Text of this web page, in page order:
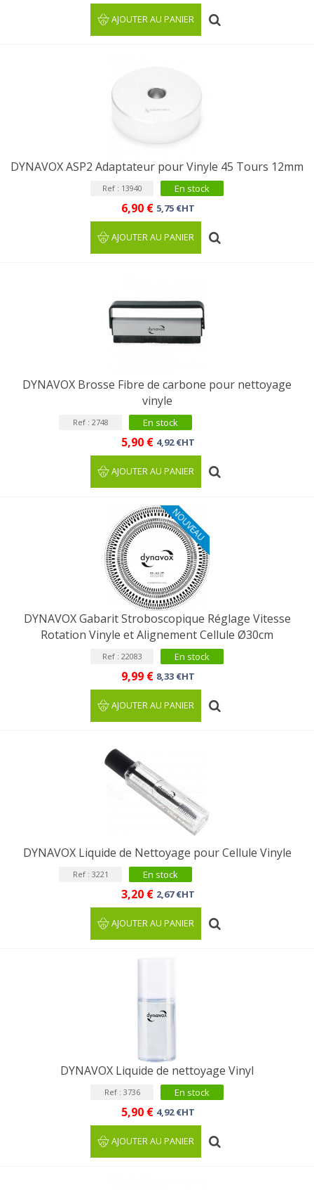
AJOUTER AU PANIER
DYNAVOX ASP2 Adaptateur pour Vinyle 45 Tours 12mm
Ref : 13940 En stock
6,90 € 5,75 €HT
AJOUTER AU PANIER
DYNAVOX Brosse Fibre de carbone pour nettoyage
vinyle
Ref : 2748 En stock
5,90 € 4,92 €HT
AJOUTER AU PANIER
NOUVEAU
DYNAVOX Gabarit Stroboscopique Réglage Vitesse
Rotation Vinyle et Alignement Cellule Ø30cm
Ref : 22083 En stock
9,99 € 8,33 €HT
AJOUTER AU PANIER
DYNAVOX Liquide de Nettoyage pour Cellule Vinyle
Ref : 3221 En stock
3,20 € 2,67 €HT
AJOUTER AU PANIER
DYNAVOX Liquide de nettoyage Vinyl
Ref : 3736 En stock
5,90 € 4,92 €HT
AJOUTER AU PANIER